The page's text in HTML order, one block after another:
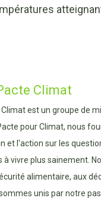
Climat
Climat est un groupe de
pour Climat, nous
et l'action sur les
à vivre plus sainement.
alimentaire, aux
unis par notre